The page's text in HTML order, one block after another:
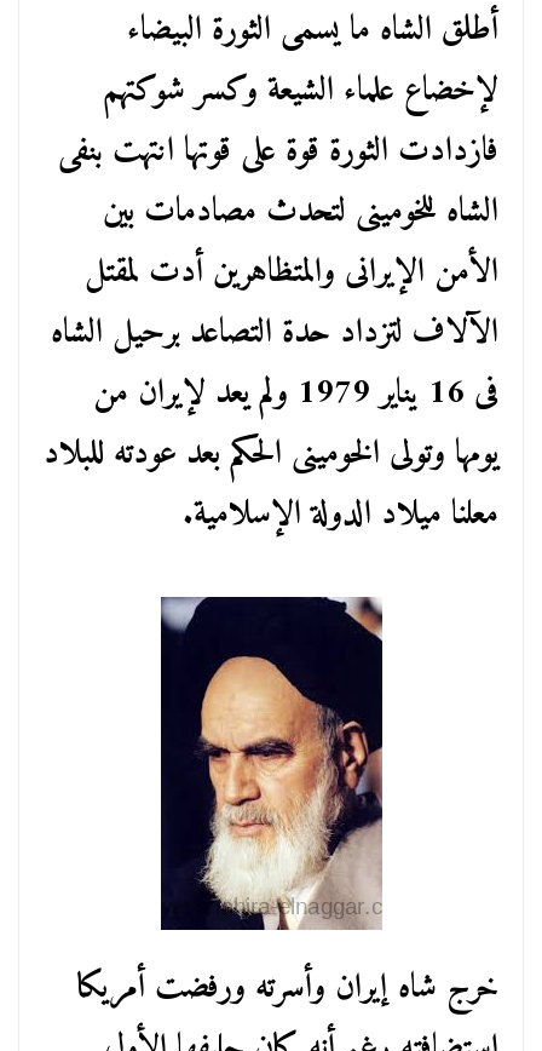
أطلق الشاه ما يسمى الثورة البيضاء
لإخضاع علماء الشيعة وكسر شوكتهم
فازدادت الثورة قوة على قوتها انتهت بنفى
الشاه للخومينى لتحدث مصادمات بين
الأمن الإيرانى والمتظاهرين أدت لمقتل
الآلاف لتزداد حدة التصاعد برحيل الشاه
فى 16 يناير 1979 ولم يعد لإيران من
يومها وتولى الخومينى الحكم بعد عودته للبلاد
معلنا ميلاد الدولة الإسلامية.
خرج شاه إيران وأسرته ورفضت أمريكا